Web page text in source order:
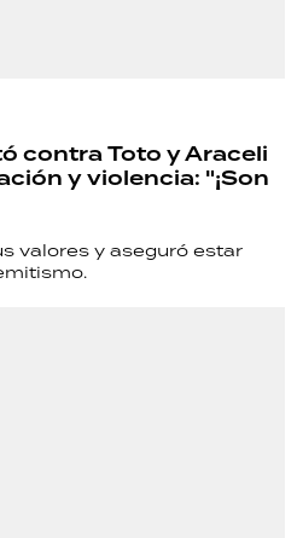
contra Toto y Araceli
y violencia: "¡Son
valores y aseguró estar